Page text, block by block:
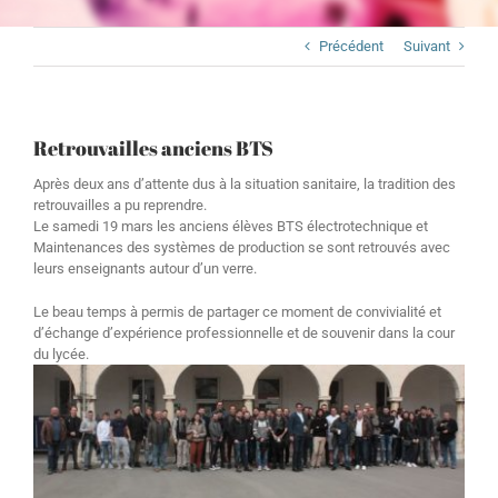
Précédent Suivant
Retrouvailles anciens BTS
Après deux ans d’attente dus à la situation sanitaire, la tradition des
retrouvailles a pu reprendre.
Le samedi 19 mars les anciens élèves BTS électrotechnique et
Maintenances des systèmes de production se sont retrouvés avec
leurs enseignants autour d’un verre.
Le beau temps à permis de partager ce moment de convivialité et
d’échange d’expérience professionnelle et de souvenir dans la cour
du lycée.